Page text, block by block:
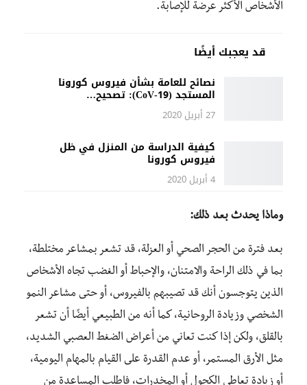
الأشخاص الأكثر عرضة للإصابة.
قد يعجبك أيضًا
نصائح للعامة بشأن فيروس كورونا
المستجد (19-‏CoV‏): تصحيح…
27 أبريل 2020
كيفية الدراسة من المنزل في ظل
فيروس كورونا
4 أبريل 2020
وماذا يحدث بعد ذلك:
بعد فترة من الحجر الصحي أو العزلة، قد تشعر بمشاعر مختلطة،
بما في ذلك الراحة والامتنان، والإحباط أو الغضب تجاه الأشخاص
الذين يتوجسون أنك قد تصيبهم بالفيروس، أو حتى مشاعر النمو
الشخصي وزيادة الروحانية، كما أنه من الطبيعي أيضًا أن تشعر
بالقلق، ولكن إذا كنت تعاني من أعراض الضغط العصبي الشديد،
مثل الأرق المستمر، أو عدم القدرة على القيام بالمهام اليومية،